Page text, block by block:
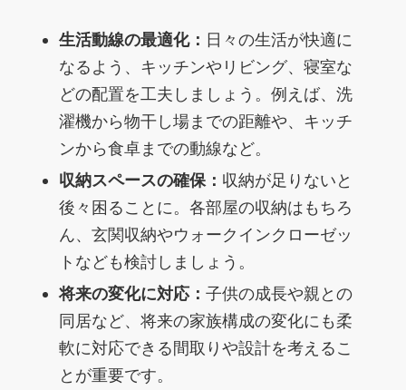
生活動線の最適化： 日々の生活が快適に
なるよう、キッチンやリビング、寝室な
どの配置を工夫しましょう。例えば、洗
濯機から物干し場までの距離や、キッチ
ンから食卓までの動線など。
収納スペースの確保： 収納が足りないと
後々困ることに。各部屋の収納はもちろ
ん、玄関収納やウォークインクローゼッ
トなども検討しましょう。
将来の変化に対応： 子供の成長や親との
同居など、将来の家族構成の変化にも柔
軟に対応できる間取りや設計を考えるこ
とが重要です。